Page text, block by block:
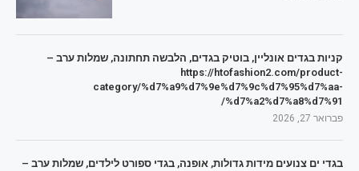
קניות בגדים אונליין, בוטיק בגדים, הלבשה תחתונה, שמלות ערב –
https://htofashion2.com/product-
category/%d7%a9%d7%9e%d7%9c%d7%95%d7%aa-
%d7%a2%d7%a8%d7%91/
פברואר 27, 2026
בגדי ים צנועים מידות גדולות, אופנה, בגדי ספורט לילדים, שמלות ערב –